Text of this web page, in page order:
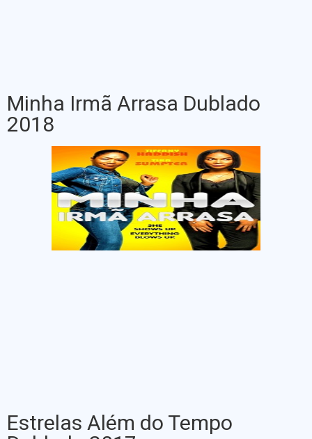
Minha Irmã Arrasa Dublado
2018
Estrelas Além do Tempo